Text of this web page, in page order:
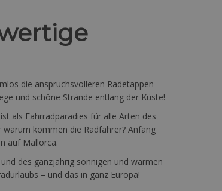
die anspruchsvolleren Radetappen
und schöne Strände entlang der Küste!
als Fahrradparadies für alle Arten des
kommen die Radfahrer? Anfang
auf Mallorca.
des ganzjährig sonnigen und warmen
– und das in ganz Europa!